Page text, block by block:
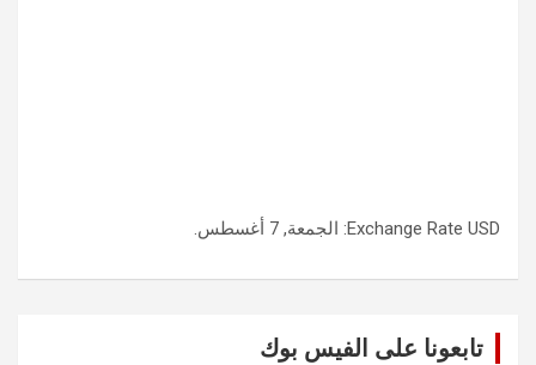
Exchange Rate USD : الجمعة, 7 أغسطس.
تابعونا على الفيس بوك